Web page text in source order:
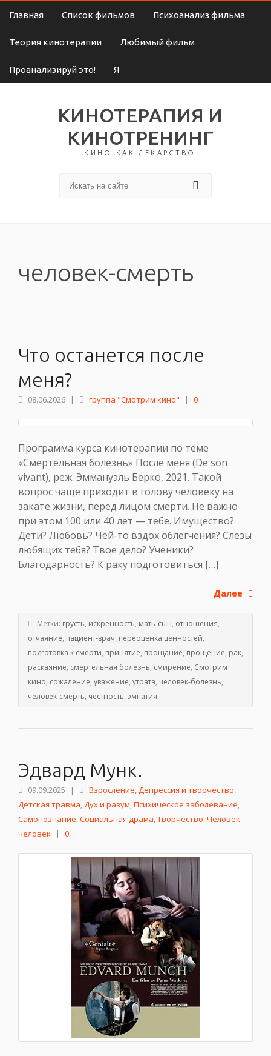
Главная Список фильмов Психоанализ фильма
Теория кинотерапии Любимый фильм
Проанализируй это! Я
КИНОТЕРАПИЯ И
КИНОТРЕНИНГ
КИНО КАК ЛЕКАРСТВО
человек-смерть
Что останется после
меня?
08.06.2026 | группа "Смотрим кино" | 0
Программа курса кинотерапии по теме
«Смертельная болезнь» После меня (De son
vivant), реж. Эммануэль Берко, 2021. Такой
вопрос чаще приходит в голову человеку на
закате жизни, перед лицом смерти. Не важно
при этом 100 или 40 лет — тебе. Имущество?
Дети? Любовь? Чей-то вздох облегчения? Слезы
любящих тебя? Твое дело? Ученики?
Благодарность? К раку подготовиться […]
Далее
Метки: грусть, искренность, мать-сын, отношения,
отчаяние, пациент-врач, переоценка ценностей,
подготовка к смерти, принятие, прощание, прощение, рак,
раскаяние, смертельная болезнь, смирение, Смотрим
кино, сожаление, уважение, утрата, человек-болезнь,
человек-смерть, честность, эмпатия
Эдвард Мунк.
09.09.2025 | Взросление,Депрессия и творчество,
Детская травма,Дух и разум,Психическое заболевание,
Самопознание,Социальная драма,Творчество,Человек-
человек
| 0